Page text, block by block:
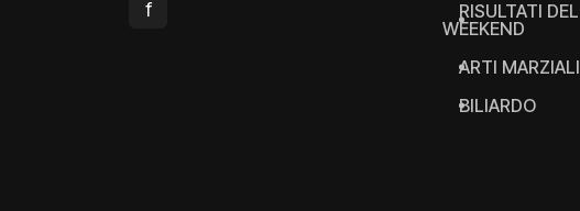
f
RISULTATI DEL
WEEKEND
ARTI MARZIALI
BILIARDO